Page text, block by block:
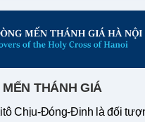
THÁNH GIÁ
Chịu-Đóng-Đinh là đối